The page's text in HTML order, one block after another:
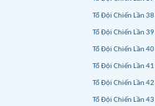
Tổ Đội Chiến Lần 38
Tổ Đội Chiến Lần 39
Tổ Đội Chiến Lần 40
Tổ Đội Chiến Lần 41
Tổ Đội Chiến Lần 42
Tổ Đội Chiến Lần 43